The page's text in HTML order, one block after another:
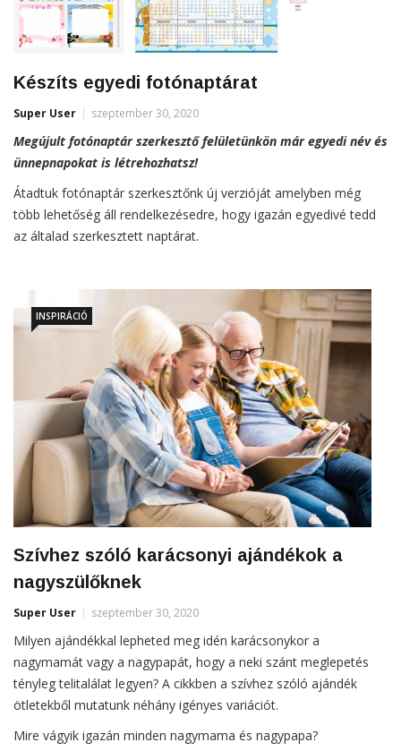
Készíts egyedi fotónaptárat
Super User szeptember 30, 2020
Megújult fotónaptár szerkesztő felületünkön már egyedi név és
ünnepnapokat is létrehozhatsz!
Átadtuk fotónaptár szerkesztőnk új verzióját amelyben még
több lehetőség áll rendelkezésedre, hogy igazán egyedivé tedd
az általad szerkesztett naptárat.
INSPIRÁCIÓ
Szívhez szóló karácsonyi ajándékok a
nagyszülőknek
Super User szeptember 30, 2020
Milyen ajándékkal lepheted meg idén karácsonykor a
nagymamát vagy a nagypapát, hogy a neki szánt meglepetés
tényleg telitalálat legyen? A cikkben a szívhez szóló ajándék
ötletekből mutatunk néhány igényes variációt.
Mire vágyik igazán minden nagymama és nagypapa?